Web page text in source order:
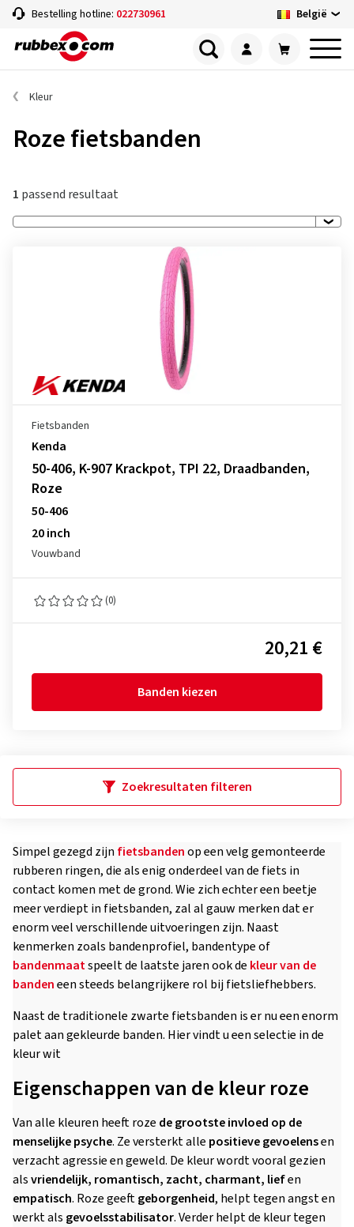
Bestelling hotline: 022730961 België
Kleur
Roze fietsbanden
1 passend resultaat
Fietsbanden
Kenda
50-406, K-907 Krackpot, TPI 22, Draadbanden,
Roze
50-406
20 inch
Vouwband
(0)
20,21 €
Banden kiezen
Zoekresultaten filteren
Simpel gezegd zijn fietsbandenop een velg gemonteerde
rubberen ringen, die als enig onderdeel van de fiets in
contact komen met de grond. Wie zich echter een beetje
meer verdiept in fietsbanden, zal al gauw merken dat er
enorm veel verschillende uitvoeringen zijn. Naast
kenmerken zoals bandenprofiel, bandentype of
bandenmaatspeelt de laatste jaren ook de kleur van de
bandeneen steeds belangrijkere rol bij fietsliefhebbers.
Naast de traditionele zwarte fietsbanden is er nu een enorm
palet aan gekleurde banden. Hier vindt u een selectie in de
kleur wit
Eigenschappen van de kleur roze
Van alle kleuren heeft roze de grootste invloed op de
menselijke psyche. Ze versterkt alle positieve gevoelensen
verzacht agressie en geweld. De kleur wordt vooral gezien
alsvriendelijk, romantisch, zacht, charmant, liefen
empatisch. Roze geeftgeborgenheid, helpt tegen angst en
werkt als gevoelsstabilisator. Verder helpt de kleur tegen